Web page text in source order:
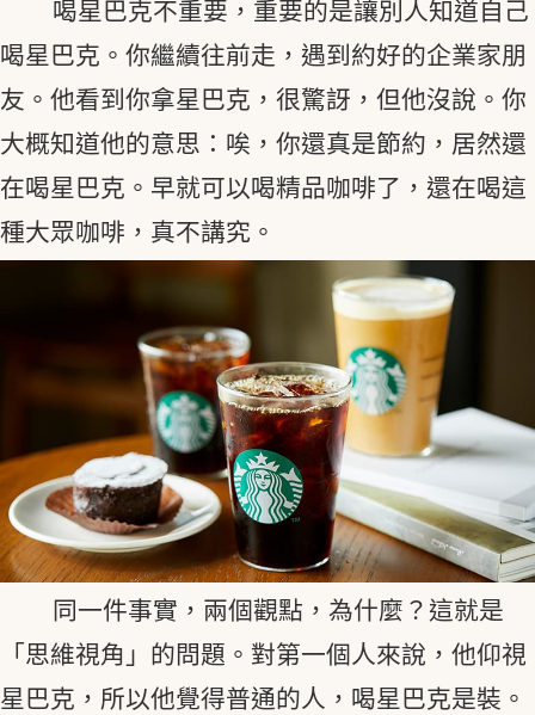
喝星巴克不重要，重要的是讓別人知道自己
喝星巴克。你繼續往前走，遇到約好的企業家朋
友。他看到你拿星巴克，很驚訝，但他沒說。你
大概知道他的意思：唉，你還真是節約，居然還
在喝星巴克。早就可以喝精品咖啡了，還在喝這
種大眾咖啡，真不講究。
同一件事實，兩個觀點，為什麼？這就是
「思維視角」的問題。對第一個人來說，他仰視
星巴克，所以他覺得普通的人，喝星巴克是裝。